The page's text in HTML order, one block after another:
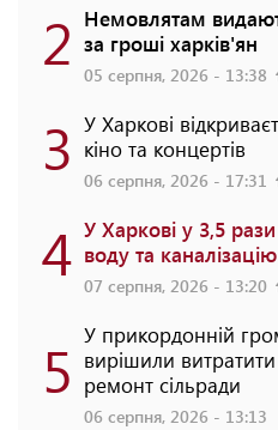
2 Немовлятам
за гроші харків'ян
05 серпня, 2026 - 13:38
3 У Харкові
кіно та концертів
06 серпня, 2026 - 17:31
4 У Харкові у 3,5
воду та каналізацію
07 серпня, 2026 - 13:20
5 У прикордонній
вирішили
ремонт сільради
06 серпня, 2026 - 13:13